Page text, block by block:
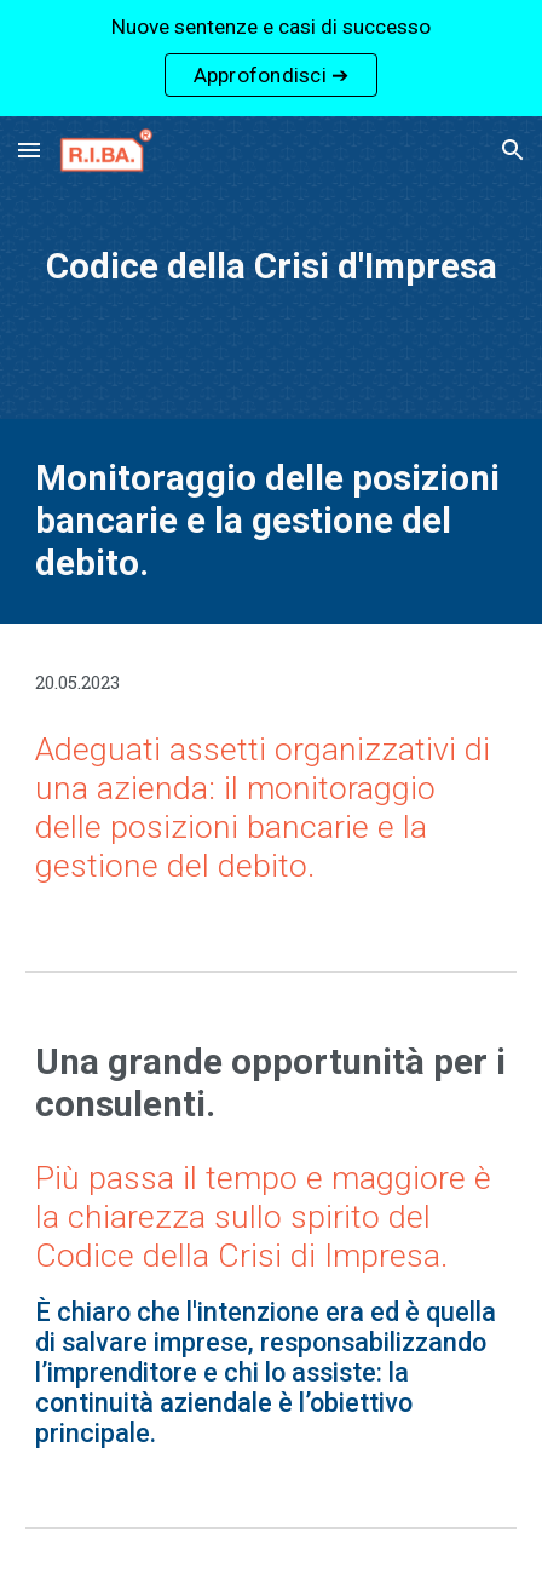
Nuove sentenze e casi di successo
Approfondisci ➔
Codice della Crisi d'Impresa
Monitoraggio delle posizioni
bancarie e la gestione del
debito.
20.05.2023
Adeguati assetti organizzativi di
una azienda: il monitoraggio
delle posizioni bancarie e la
gestione del debito.
Una grande opportunità per i
consulenti.
Più passa il tempo e maggiore è
la chiarezza sullo spirito del
Codice della Crisi di Impresa.
È chiaro che l'intenzione era ed è quella
di salvare imprese, responsabilizzando
l’imprenditore e chi lo assiste: la
continuità aziendale è l’obiettivo
principale.